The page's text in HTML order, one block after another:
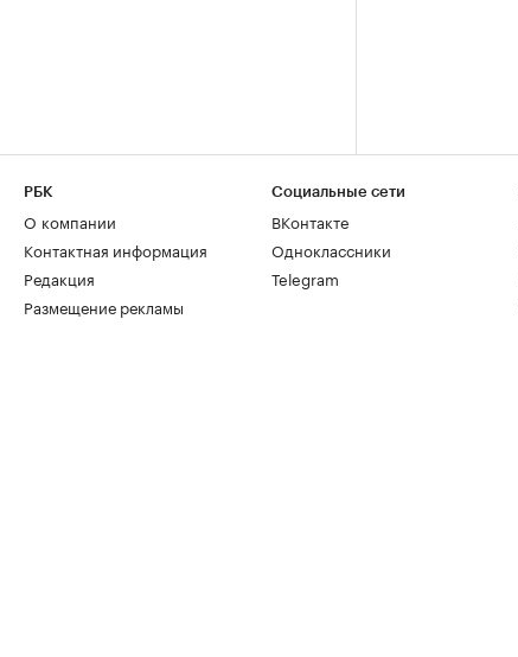
РБК
О компании
Контактная информация
Редакция
Размещение рекламы
Социальные сети
ВКонтакте
Одноклассники
Telegram